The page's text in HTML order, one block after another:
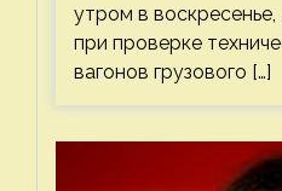
утром в воскресенье,
при проверке
вагонов грузового […]